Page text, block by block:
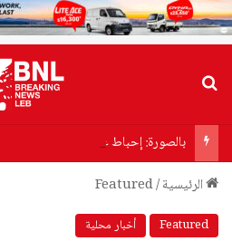
بالصورة: إحباط عمليّة تهريب مخدّرات
الرئيسية/
Featured
Featured أخبار محلية